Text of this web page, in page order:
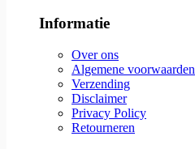
Informatie
Over ons
Algemene voorwaarden
Verzending
Disclaimer
Privacy Policy
Retourneren